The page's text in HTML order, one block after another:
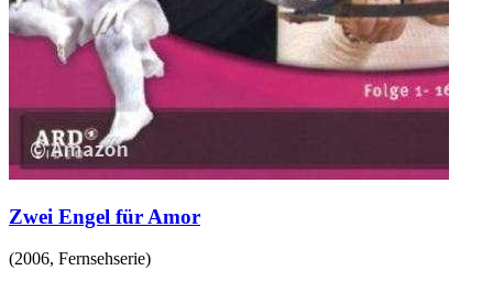
Zwei Engel für Amor
(2006, Fernsehserie)